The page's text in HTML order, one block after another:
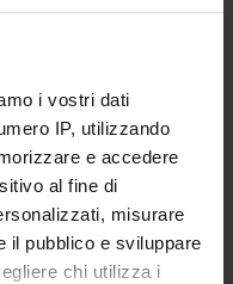
i vostri dati
IP, utilizzando
e accedere
al fine di
misurare
il pubblico e sviluppare
chi utilizza i
da enti vari per la